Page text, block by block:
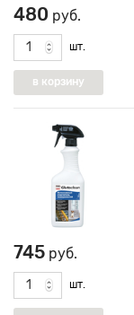
480 руб.
шт.
745 руб.
шт.